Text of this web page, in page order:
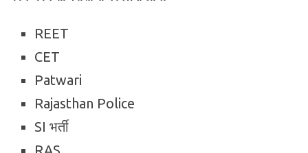
REET
CET
Patwari
Rajasthan Police
SI भर्ती